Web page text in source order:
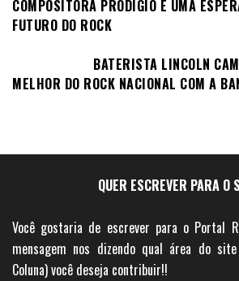
COMPOSITORA PRODÍGIO E UMA
FUTURO DO ROCK
BATERISTA LINCOLN
MELHOR DO ROCK NACIONAL COM A
QUER ESCREVER PARA O
Você gostaria de escrever para o Portal
mensagem nos dizendo qual área do site
Coluna) você deseja contribuir!!